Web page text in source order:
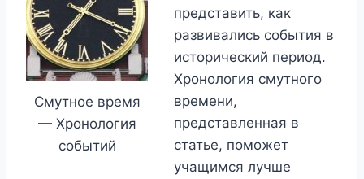
Смутное время
— Хронология
событий
представить, как
развивались события в
исторический период.
Хронология смутного
времени,
представленная в
статье, поможет
учащимся лучше